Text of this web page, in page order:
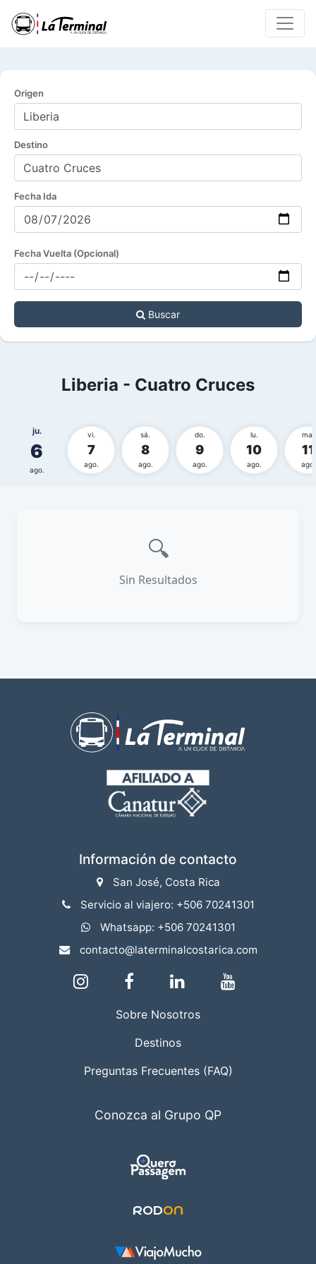
Origen
Destino
Fecha Ida
Fecha Vuelta (Opcional)
Buscar
Liberia - Cuatro Cruces
ju.
6
ago.
vi.
7
ago.
sá.
8
ago.
do.
9
ago.
lu.
10
ago.
ma.
11
ago.
🔍
Sin Resultados
Información de contacto
San José, Costa Rica
Servicio al viajero: +506 70241301
Whatsapp: +506 70241301
contacto@laterminalcostarica.com
Sobre Nosotros
Destinos
Preguntas Frecuentes (FAQ)
Conozca al Grupo QP